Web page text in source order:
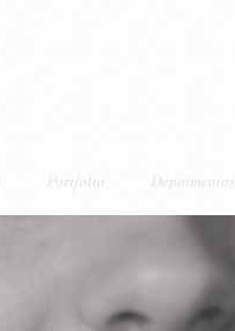
Portfolio Depoimentos